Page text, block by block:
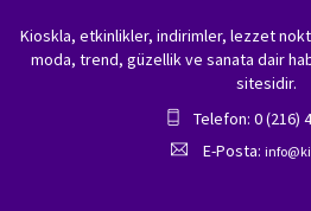
Kioskla, etkinlikler, indirimler, lezzet
moda, trend, güzellik ve sanata dair
sitesidir.
Telefon: 0 (216)
E-Posta: